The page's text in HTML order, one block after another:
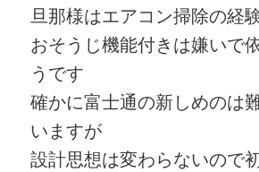
旦那様はエアコン掃除の経
おそうじ機能付きは嫌いで
うです
確かに富士通の新しめのは
いますが
設計思想は変わらないので